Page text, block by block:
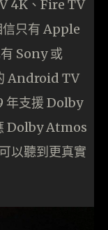
4K、Fire TV
只有 Apple
Sony 或
Android TV
年支援 Dolby
Dolby Atmos
以聽到更真實